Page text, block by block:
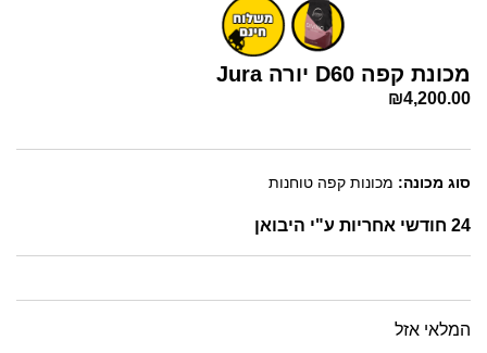
מכונת קפה D60 יורה Jura
₪4,200.00
סוג מכונה: מכונות קפה טוחנות
24 חודשי אחריות ע"י היבואן
המלאי אזל